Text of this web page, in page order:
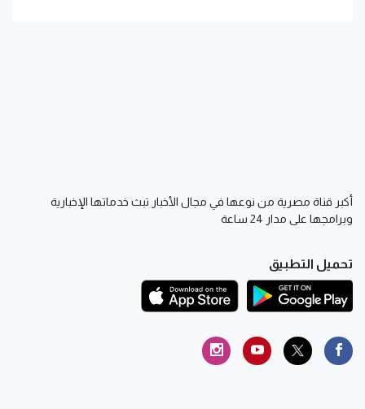
أكبر قناة مصرية من نوعها في مجال الأخبار تبث خدماتها الإخبارية
وبرامجها على مدار 24 ساعة
تحميل التطبيق